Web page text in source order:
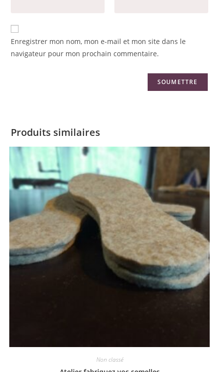
Enregistrer mon nom, mon e-mail et mon site dans le
navigateur pour mon prochain commentaire.
Produits similaires
Non classé